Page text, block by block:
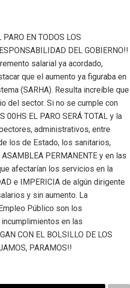
EN TODOS LOS
DEL GOBIERNO!!
salarial ya acordado,
que el aumento ya figuraba en
(SARHA). Resulta increíble que
del sector. Si no se cumple con
EL PARO SERÁ TOTAL y la
administrativos, entre
los de Estado, los sanitarios,
PERMANENTE y en las
afectarían los servicios en la
e IMPERICIA de algún dirigente
y sin aumento. La
Público son los
en las
CON EL BOLSILLO DE LOS
PARAMOS!!